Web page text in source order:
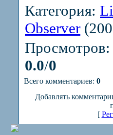
Категория:
Observer
0.0/0
Всего комментариев: 0
Добавлять
[